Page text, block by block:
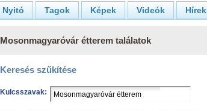
Nyitó Tagok Képek Videók Hírek
Mosonmagyaróvár étterem találatok
Keresés szűkítése
Kulcsszavak: